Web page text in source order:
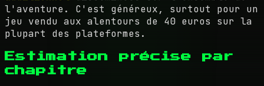
l'aventure. C'est généreux, surtout pour un
jeu vendu aux alentours de 40 euros sur la
plupart des plateformes.
Estimation précise par
chapitre